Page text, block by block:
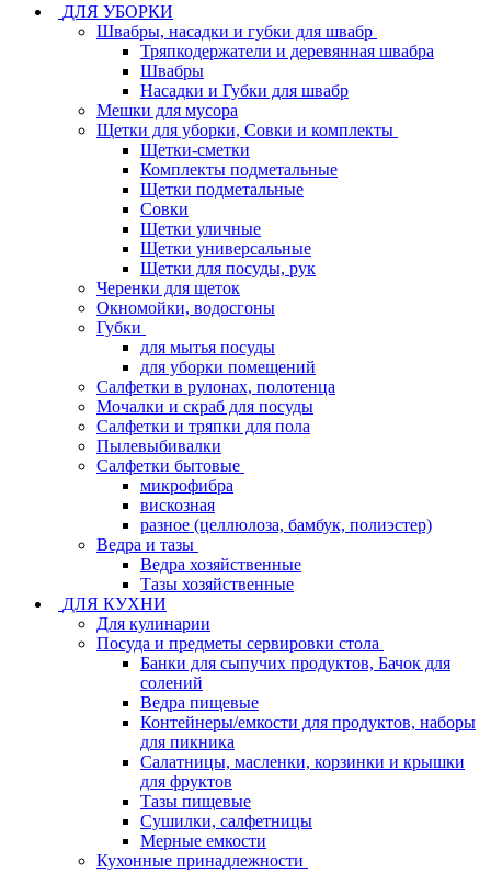
ДЛЯ УБОРКИ
Швабры, насадки и губки для швабр
Тряпкодержатели и деревянная швабра
Швабры
Насадки и Губки для швабр
Мешки для мусора
Щетки для уборки, Совки и комплекты
Щетки-сметки
Комплекты подметальные
Щетки подметальные
Совки
Щетки уличные
Щетки универсальные
Щетки для посуды, рук
Черенки для щеток
Окномойки, водосгоны
Губки
для мытья посуды
для уборки помещений
Салфетки в рулонах, полотенца
Мочалки и скраб для посуды
Салфетки и тряпки для пола
Пылевыбивалки
Салфетки бытовые
микрофибра
вискозная
разное (целлюлоза, бамбук, полиэстер)
Ведра и тазы
Ведра хозяйственные
Тазы хозяйственные
ДЛЯ КУХНИ
Для кулинарии
Посуда и предметы сервировки стола
Банки для сыпучих продуктов, Бачок для
солений
Ведра пищевые
Контейнеры/емкости для продуктов, наборы
для пикника
Салатницы, масленки, корзинки и крышки
для фруктов
Тазы пищевые
Сушилки, салфетницы
Мерные емкости
Кухонные принадлежности